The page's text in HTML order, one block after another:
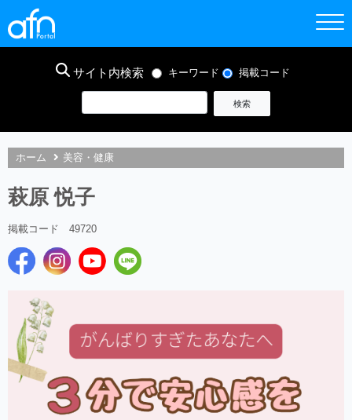
サイト内検索 キーワード 掲載コード
ホーム 美容・健康
萩原 悦子
掲載コード 49720